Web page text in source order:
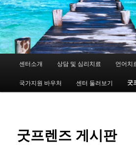
뉴
첫
번
컨
센터소개 상담 및 심리치료 언어치
국가지원 바우처 센터 둘러보기 굿
굿프렌즈 게시판